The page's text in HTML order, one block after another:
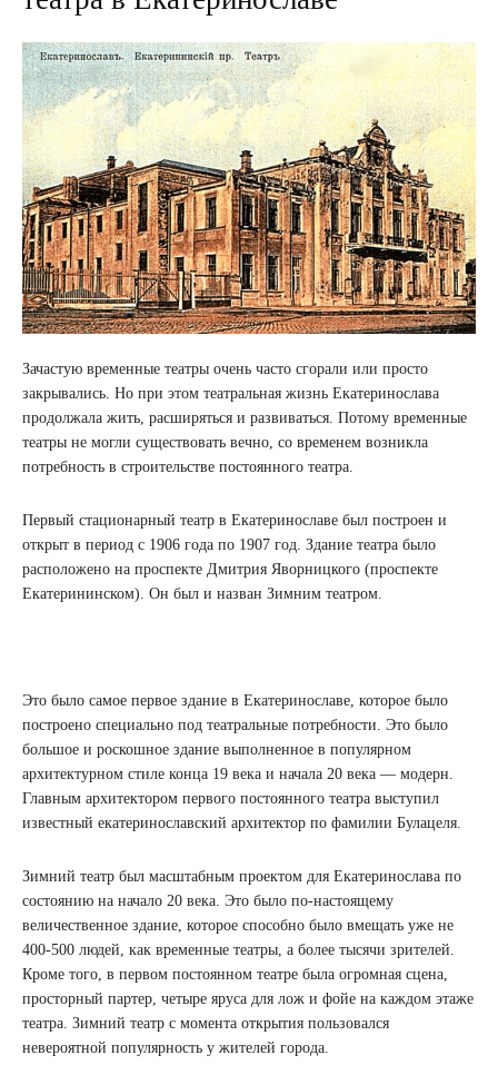
Зачастую временные театры очень часто сгорали или просто
закрывались. Но при этом театральная жизнь Екатеринослава
продолжала жить, расширяться и развиваться. Потому временные
театры не могли существовать вечно, со временем возникла
потребность в строительстве постоянного театра.
Первый стационарный театр в Екатеринославе был построен и
открыт в период с 1906 года по 1907 год. Здание театра было
расположено на проспекте Дмитрия Яворницкого (проспекте
Екатерининском). Он был и назван Зимним театром.
Это было самое первое здание в Екатеринославе, которое было
построено специально под театральные потребности. Это было
большое и роскошное здание выполненное в популярном
архитектурном стиле конца 19 века и начала 20 века — модерн.
Главным архитектором первого постоянного театра выступил
известный екатеринославский архитектор по фамилии Булацеля.
Зимний театр был масштабным проектом для Екатеринослава по
состоянию на начало 20 века. Это было по-настоящему
величественное здание, которое способно было вмещать уже не
400-500 людей, как временные театры, а более тысячи зрителей.
Кроме того, в первом постоянном театре была огромная сцена,
просторный партер, четыре яруса для лож и фойе на каждом этаже
театра. Зимний театр с момента открытия пользовался
невероятной популярность у жителей города.